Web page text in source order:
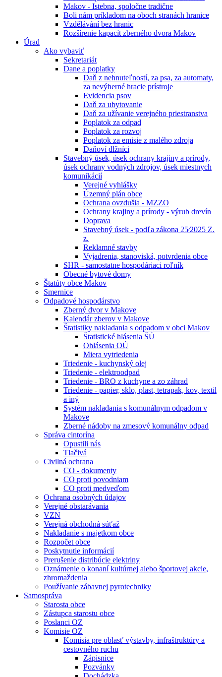
Makov - Istebna, spoločne tradične
Boli nám príkladom na oboch stranách hranice
Vzdělávání bez hranic
Rozšírenie kapacít zberného dvora Makov
Úrad
Ako vybaviť
Sekretariát
Dane a poplatky
Daň z nehnuteľností, za psa, za automaty,
za nevýherné hracie prístroje
Evidencia psov
Daň za ubytovanie
Daň za užívanie verejného priestranstva
Poplatok za odpad
Poplatok za rozvoj
Poplatok za emisie z malého zdroja
Daňoví dlžníci
Stavebný úsek, úsek ochrany krajiny a prírody,
úsek ochrany vodných zdrojov, úsek miestnych
komunikácií
Verejné vyhlášky
Územný plán obce
Ochrana ovzdušia - MZZO
Ochrany krajiny a prírody - výrub drevín
Doprava
Stavebný úsek - podľa zákona 25⁄2025 Z.
z.
Reklamné stavby
Vyjadrenia, stanoviská, potvrdenia obce
SHR - samostatne hospodáriaci roľník
Obecné bytové domy
Štatúty obce Makov
Smernice
Odpadové hospodárstvo
Zberný dvor v Makove
Kalendár zberov v Makove
Štatistiky nakladania s odpadom v obci Makov
Štatistické hlásenia ŠÚ
Ohlásenia OÚ
Miera vytriedenia
Triedenie - kuchynský olej
Triedenie - elektroodpad
Triedenie - BRO z kuchyne a zo záhrad
Triedenie - papier, sklo, plast, tetrapak, kov, textil
a iný
Systém nakladania s komunálnym odpadom v
Makove
Zberné nádoby na zmesový komunálny odpad
Správa cintorína
Opustili nás
Tlačivá
Civilná ochrana
CO - dokumenty
CO proti povodniam
CO proti medveďom
Ochrana osobných údajov
Verejné obstarávania
VZN
Verejná obchodná súťaž
Nakladanie s majetkom obce
Rozpočet obce
Poskytnutie informácií
Prerušenie distribúcie elektriny
Oznámenie o konaní kultúrnej alebo športovej akcie,
zhromaždenia
Používanie zábavnej pyrotechniky
Samospráva
Starosta obce
Zástupca starostu obce
Poslanci OZ
Komisie OZ
Komisia pre oblasť výstavby, infraštruktúry a
cestovného ruchu
Zápisnice
Pozvánky